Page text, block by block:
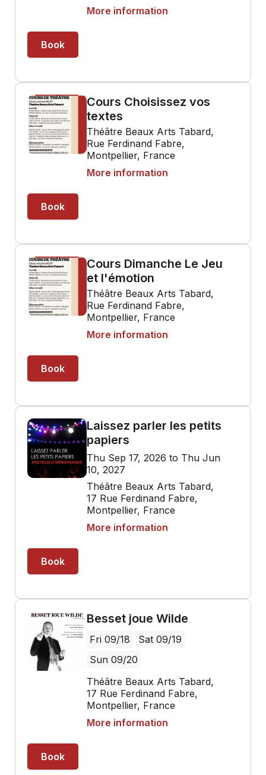
More information
Book
Cours Choisissez vos
textes
Théâtre Beaux Arts Tabard,
Rue Ferdinand Fabre,
Montpellier, France
More information
Book
Cours Dimanche Le Jeu
et l'émotion
Théâtre Beaux Arts Tabard,
Rue Ferdinand Fabre,
Montpellier, France
More information
Book
Laissez parler les petits
papiers
Thu Sep 17, 2026 to Thu Jun
10, 2027
Théâtre Beaux Arts Tabard,
17 Rue Ferdinand Fabre,
Montpellier, France
More information
Book
Besset joue Wilde
Fri 09/18
Sat 09/19
Sun 09/20
Théâtre Beaux Arts Tabard,
17 Rue Ferdinand Fabre,
Montpellier, France
More information
Book